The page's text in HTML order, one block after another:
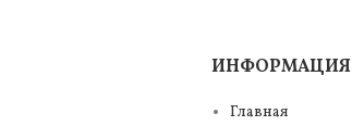
ИНФОРМАЦИЯ
Главная